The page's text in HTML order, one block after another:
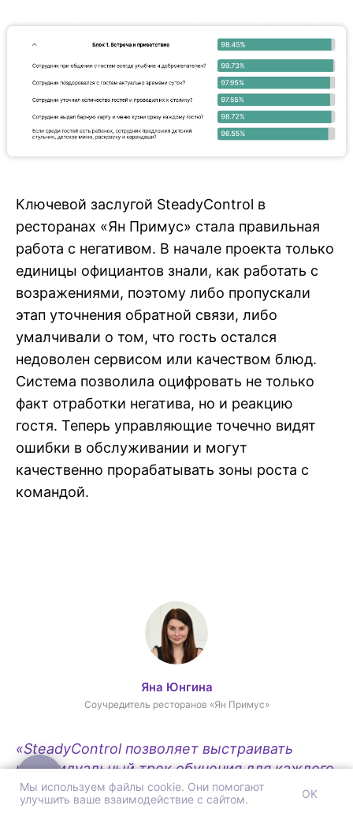
Ключевой заслугой SteadyControl в
ресторанах «Ян Примус» стала правильная
работа с негативом. В начале проекта только
единицы официантов знали, как работать с
возражениями, поэтому либо пропускали
этап уточнения обратной связи, либо
умалчивали о том, что гость остался
недоволен сервисом или качеством блюд.
Система позволила оцифровать не только
факт отработки негатива, но и реакцию
гостя. Теперь управляющие точечно видят
ошибки в обслуживании и могут
качественно прорабатывать зоны роста с
командой.
Яна Юнгина
Соучредитель ресторанов «Ян Примус»
«SteadyControl позволяет выстраивать
индивидуальный трек обучения для каждого
сотрудника. К примеру, мы видим, что один
официант забывает представляться гостям,
Email-рассылка с кейсами
Направления работы
SteadyControl
Мы используем файлы cookie. Они помогают
улучшить ваше взаимодействие с сайтом.
OK